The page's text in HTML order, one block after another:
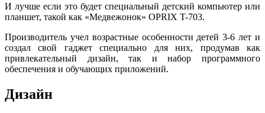
И лучше если это будет специальный детский компьютер или
планшет, такой как «Медвежонок» OPRIX T-703.
Производитель учел возрастные особенности детей 3-6 лет и
создал свой гаджет специально для них, продумав как
привлекательный дизайн, так и набор программного
обеспечения и обучающих приложений.
Дизайн